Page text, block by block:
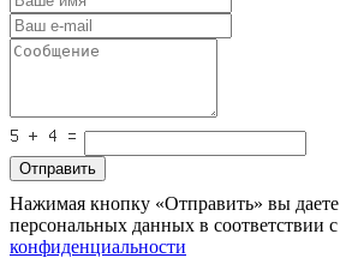
Отправить
Нажимая кнопку «Отправить» вы даете
персональных данных в соответствии с
конфиденциальности